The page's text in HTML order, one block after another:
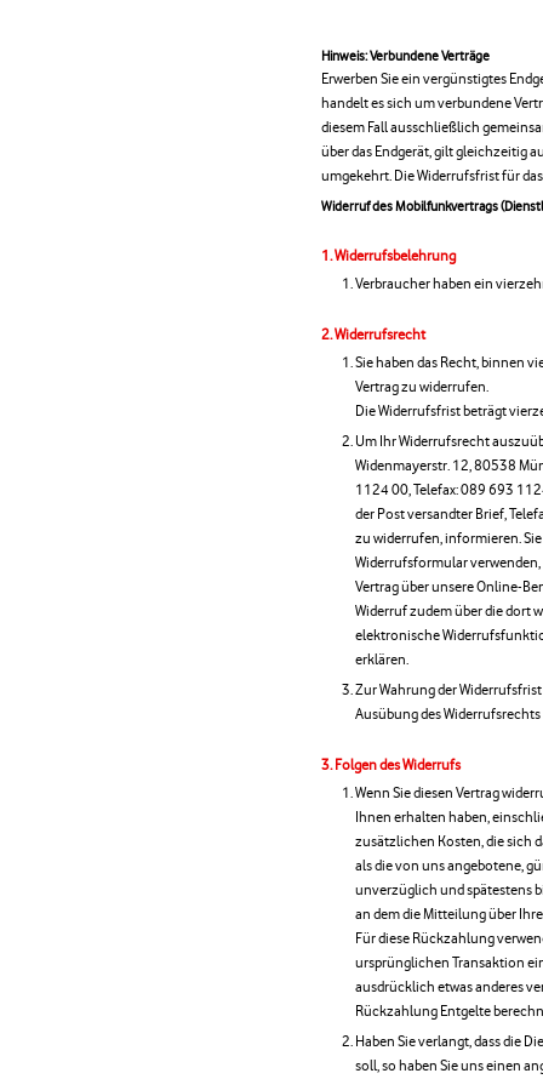
Hinweis: Verbundene Verträge
Erwerben Sie ein vergünstigtes
handelt es sich um verbundene
diesem Fall ausschließlich
über das Endgerät, gilt gleichzeitig
umgekehrt. Die Widerrufsfrist für
Widerruf des Mobilfunkvertrags
Widerrufsbelehrung
Verbraucher haben ein
Widerrufsrecht
Sie haben das Recht, binnen
Vertrag zu widerrufen.
Die Widerrufsfrist beträgt
Um Ihr Widerrufsrecht
Widenmayerstr. 12, 80538
1124 00, Telefax: 089 693
der Post versandter Brief,
zu widerrufen, informieren.
Widerrufsformular
Vertrag über unsere Online-
Widerruf zudem über die dort
elektronische
erklären.
Zur Wahrung der
Ausübung des
Folgen des Widerrufs
Wenn Sie diesen Vertrag
Ihnen erhalten haben,
zusätzlichen Kosten, die sich
als die von uns angebotene,
unverzüglich und spätestens
an dem die Mitteilung über
Für diese Rückzahlung
ursprünglichen Transaktion
ausdrücklich etwas anderes
Rückzahlung Entgelte
Haben Sie verlangt, dass die
soll, so haben Sie uns einen